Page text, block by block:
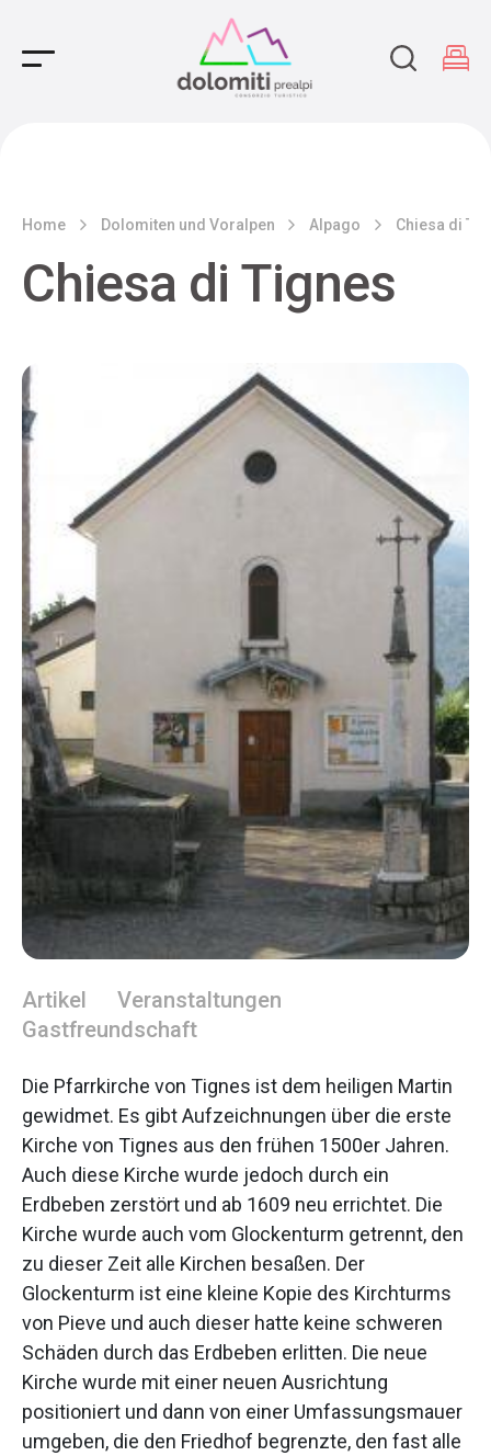
Main Navigation
Home Dolomiten und Voralpen Alpago Chiesa di
Chiesa di Tignes
Artikel
Veranstaltungen
Gastfreundschaft
Die Pfarrkirche von Tignes ist dem heiligen Martin
gewidmet. Es gibt Aufzeichnungen über die erste
Kirche von Tignes aus den frühen 1500er Jahren.
Auch diese Kirche wurde jedoch durch ein
Erdbeben zerstört und ab 1609 neu errichtet. Die
Kirche wurde auch vom Glockenturm getrennt, den
zu dieser Zeit alle Kirchen besaßen. Der
Glockenturm ist eine kleine Kopie des Kirchturms
von Pieve und auch dieser hatte keine schweren
Schäden durch das Erdbeben erlitten. Die neue
Kirche wurde mit einer neuen Ausrichtung
positioniert und dann von einer Umfassungsmauer
umgeben, die den Friedhof begrenzte, den fast alle